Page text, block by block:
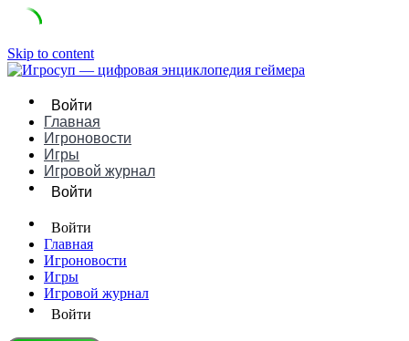
Skip to content
Войти
Главная
Игроновости
Игры
Игровой журнал
Войти
Войти
Главная
Игроновости
Игры
Игровой журнал
Войти